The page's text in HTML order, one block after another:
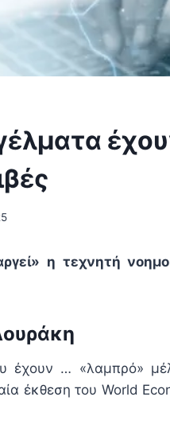
η τεχνητή
έχουν … «λαμπρό»
έκθεση του World